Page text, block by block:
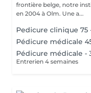
frontière belge, notre
en 2004 à Olm. Une a...
Pedicure clinique 75
Pédicure médicale
Pédicure médicale -
Entrerien 4 semaines